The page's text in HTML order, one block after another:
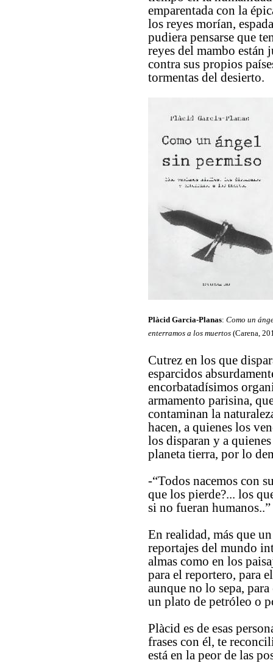
emparentada con la
los reyes morían,
pudiera pensarse que
reyes del mambo están
contra sus propios
tormentas del desierto.
Plàcid Garcia-Planas: Como un
enterramos a los muertos (Carena,
Cutrez en los que
esparcidos
encorbatadísimos
armamento parisina,
contaminan la
hacen, a quienes los
los disparan y a
planeta tierra, por lo
-“Todos nacemos con
que los pierde?... los
si no fueran humanos..”
En realidad, más que
reportajes del mundo
almas como en los
para el reportero, para
aunque no lo sepa,
un plato de petróleo o
Plàcid es de esas
frases con él, te
está en la peor de las